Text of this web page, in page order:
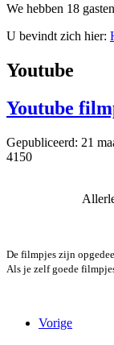
We hebben 18
U bevindt zich hier:
Youtube
Youtube
Gepubliceerd: 21
4150
De filmpjes zijn
Als je zelf goede
Vorige